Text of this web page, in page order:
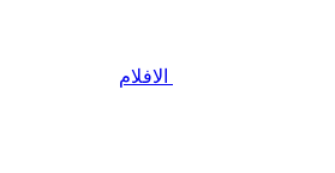
الافلام